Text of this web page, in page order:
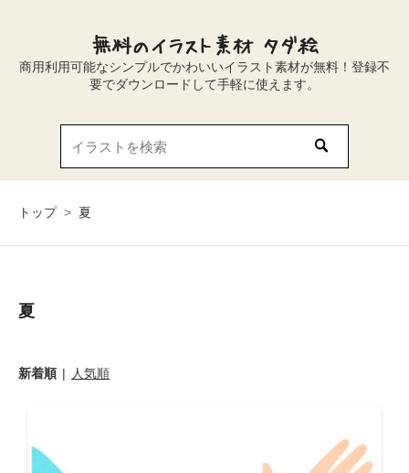
無料のイラスト素材 タダ絵
商用利用可能なシンプルでかわいいイラスト素材が無料！登録不
要でダウンロードして手軽に使えます。
トップ > 夏
夏
新着順 人気順